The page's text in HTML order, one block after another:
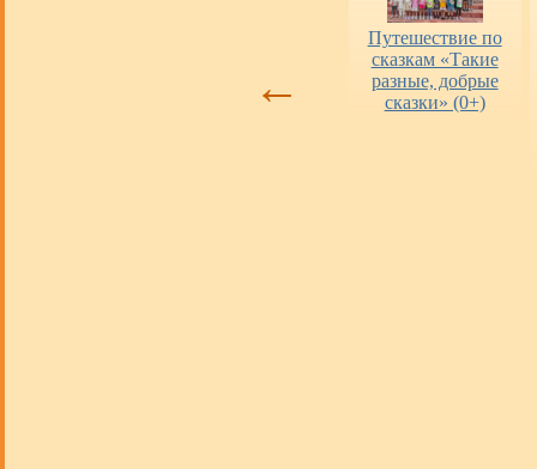
←
Путешествие по
сказкам «Такие
разные, добрые
сказки» (0+)